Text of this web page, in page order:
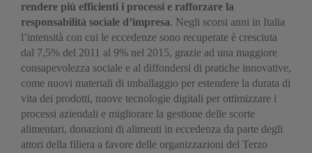
rendere più efficienti i processi e rafforzare la
responsabilità sociale d’impresa. Negli scorsi anni in Italia
l’intensità con cui le eccedenze sono recuperate è cresciuta
dal 7,5% del 2011 al 9% nel 2015, grazie ad una maggiore
consapevolezza sociale e al diffondersi di pratiche innovative,
come nuovi materiali di imballaggio per estendere la durata di
vita dei prodotti, nuove tecnologie digitali per ottimizzare i
processi aziendali e migliorare la gestione delle scorte
alimentari, donazioni di alimenti in eccedenza da parte degli
attori della filiera a favore delle organizzazioni del Terzo